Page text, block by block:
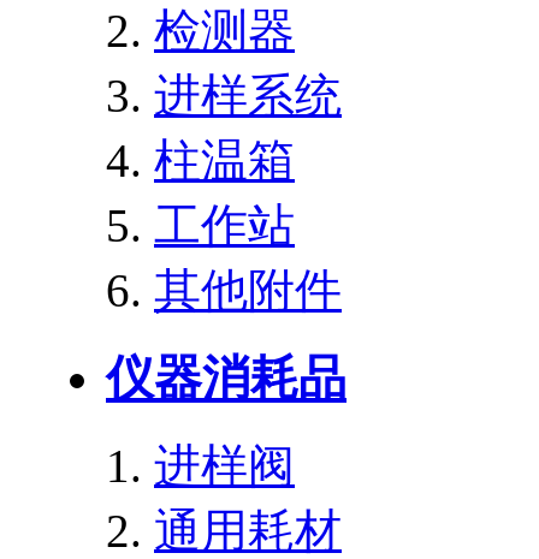
检测器
进样系统
柱温箱
工作站
其他附件
仪器消耗品
进样阀
通用耗材